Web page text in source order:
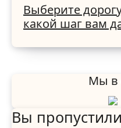
Выберите
какой шаг вам
Мы в
Вы пропустили